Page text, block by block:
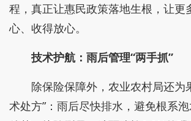
程，真正让惠民政策落地生根，让更
心、收得放心。
技术护航：雨后管理“两手抓”
除保险保障外，农业农村局还为
术处方”：雨后尽快排水，避免根系